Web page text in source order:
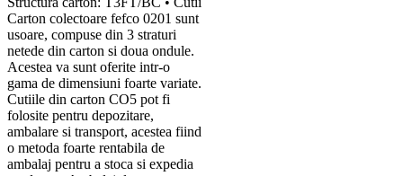
Carton colectoare fefco 0201 sunt
usoare, compuse din 3 straturi
netede din carton si doua ondule.
Acestea va sunt oferite intr-o
gama de dimensiuni foarte variate.
Cutiile din carton CO5 pot fi
folosite pentru depozitare,
ambalare si transport, acestea fiind
o metoda foarte rentabila de
ambalaj pentru a stoca si expedia